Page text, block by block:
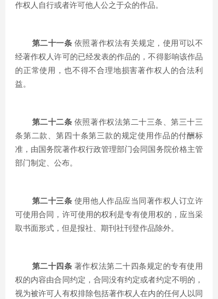
作权人自行或者许可他人公之于众的作品。
第二十一条 依照著作权法有关规定，使用可以不
经著作权人许可的已经发表的作品的，不得影响该作品
的正常使用，也不得不合理地损害著作权人的合法利
益。
第二十二条 依照著作权法第二十三条、第三十三
条第二款、第四十条第三款的规定使用作品的付酬标
准，由国务院著作权行政管理部门会同国务院价格主管
部门制定、公布。
第二十三条 使用他人作品应当同著作权人订立许
可使用合同，许可使用的权利是专有使用权的，应当采
取书面形式，但是报社、期刊社刊登作品除外。
第二十四条 著作权法第二十四条规定的专有使用
权的内容由合同约定，合同没有约定或者约定不明的，
视为被许可人有权排除包括著作权人在内的任何人以同